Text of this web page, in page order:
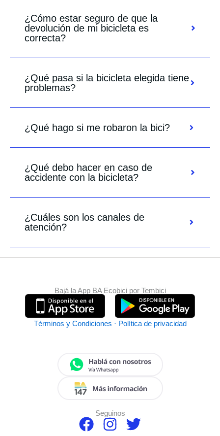
¿Cómo estar seguro de que la
devolución de mi bicicleta es
correcta?
¿Qué pasa si la bicicleta elegida tiene
problemas?
¿Qué hago si me robaron la bici?
¿Qué debo hacer en caso de
accidente con la bicicleta?
¿Cuáles son los canales de
atención?
Bajá la App BA Ecobici por Tembici
Términos y Condiciones · Política de privacidad
Seguinos
F
I
T